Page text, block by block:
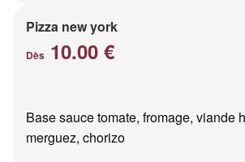
Pizza new york
Dès 10.00 €
Base sauce tomate, fromage, viande
merguez, chorizo